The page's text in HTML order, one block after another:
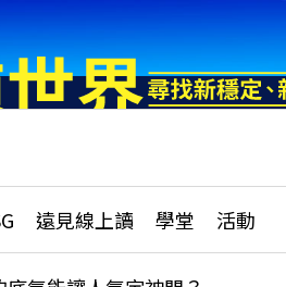
遠見線上讀 學堂 活動
更多訂閱方案